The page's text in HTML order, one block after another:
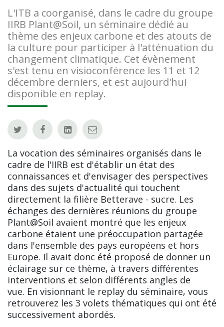
L'ITB a coorganisé, dans le cadre du groupe
IIRB Plant@Soil, un séminaire dédié au
thème des enjeux carbone et des atouts de
la culture pour participer à l'atténuation du
changement climatique. Cet évènement
s'est tenu en visioconférence les 11 et 12
décembre derniers, et est aujourd'hui
disponible en replay.
La vocation des séminaires organisés dans le
cadre de l'IIRB est d'établir un état des
connaissances et d'envisager des perspectives
dans des sujets d'actualité qui touchent
directement la filière Betterave - sucre. Les
échanges des dernières réunions du groupe
Plant@Soil avaient montré que les enjeux
carbone étaient une préoccupation partagée
dans l'ensemble des pays européens et hors
Europe. Il avait donc été proposé de donner un
éclairage sur ce thème, à travers différentes
interventions et selon différents angles de
vue. En visionnant le replay du séminaire, vous
retrouverez les 3 volets thématiques qui ont été
successivement abordés.